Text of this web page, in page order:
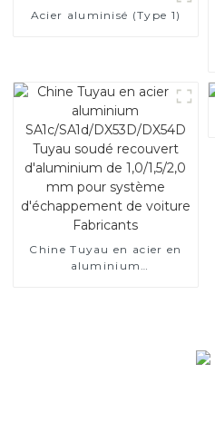
Acier aluminisé (Type 1)
Chine Tuyau en acier en
aluminium